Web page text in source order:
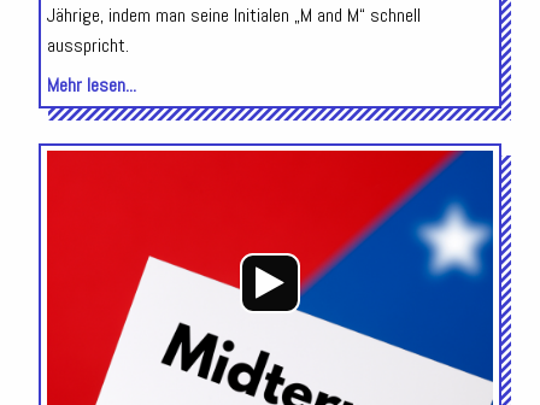
Jährige, indem man seine Initialen „M and M“ schnell
ausspricht.
Mehr lesen...
Audio-
Player